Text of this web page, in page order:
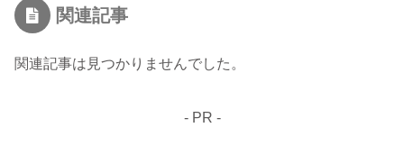
関連記事
関連記事は見つかりませんでした。
- PR -